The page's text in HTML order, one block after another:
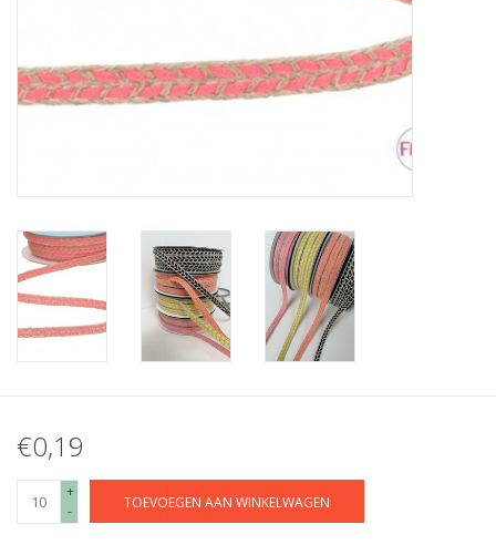
€0,19
+
-
TOEVOEGEN AAN WINKELWAGEN